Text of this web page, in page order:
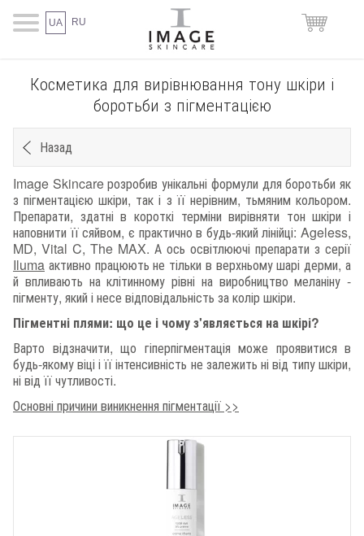
UA RU
Косметика для вирівнювання тону шкіри і
боротьби з пігментацією
Назад
Image Skincare розробив унікальні формули для боротьби як
з пігментацією шкіри, так і з її нерівним, тьмяним кольором.
Препарати, здатні в короткі терміни вирівняти тон шкіри і
наповнити її сяйвом, є практично в будь-який лінійці: Ageless,
MD, Vital C, The MAX. А ось освітлюючі препарати з серії
Iluma активно працюють не тільки в верхньому шарі дерми, а
й впливають на клітинному рівні на виробництво меланіну -
пігменту, який і несе відповідальність за колір шкіри.
Пігментні плями: що це і чому з'являється на шкірі?
Варто відзначити, що гіперпігментація може проявитися в
будь-якому віці і її інтенсивність не залежить ні від типу шкіри,
ні від її чутливості.
Основні причини виникнення пігментації >>